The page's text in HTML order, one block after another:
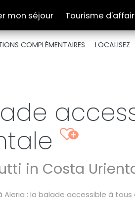
mon séjour Tourisme
COMPLÉMENTAIRES LOCALISEZ
+
in Costa
Aleria : la balade accessible à